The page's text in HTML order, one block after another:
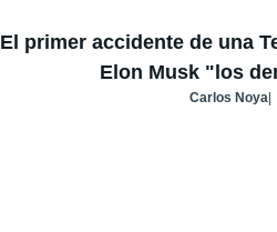
El primer accidente de una
Elon Musk "los
Carlos Noya